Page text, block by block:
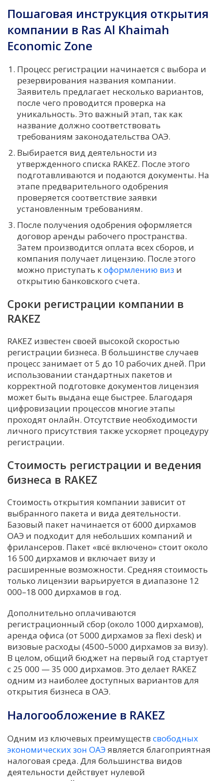
Пошаговая инструкция открытия
компании в Ras Al Khaimah
Economic Zone
Процесс регистрации начинается с выбора и
резервирования названия компании.
Заявитель предлагает несколько вариантов,
после чего проводится проверка на
уникальность. Это важный этап, так как
название должно соответствовать
требованиям законодательства ОАЭ.
Выбирается вид деятельности из
утвержденного списка RAKEZ. После этого
подготавливаются и подаются документы. На
этапе предварительного одобрения
проверяется соответствие заявки
установленным требованиям.
После получения одобрения оформляется
договор аренды рабочего пространства.
Затем производится оплата всех сборов, и
компания получает лицензию. После этого
можно приступать коформлению виз и
открытию банковского счета.
Сроки регистрации компании в
RAKEZ
RAKEZ известен своей высокой скоростью
регистрации бизнеса. В большинстве случаев
процесс занимает от 5 до 10 рабочих дней. При
использовании стандартных пакетов и
корректной подготовке документов лицензия
может быть выдана еще быстрее. Благодаря
цифровизации процессов многие этапы
проходят онлайн. Отсутствие необходимости
личного присутствия также ускоряет процедуру
регистрации.
Стоимость регистрации и ведения
бизнеса в RAKEZ
Стоимость открытия компании зависит от
выбранного пакета и вида деятельности.
Базовый пакет начинается от 6000 дирхамов
ОАЭ и подходит для небольших компаний и
фрилансеров. Пакет «всё включено» стоит около
16 500 дирхамов и включает визу и
расширенные возможности. Средняя стоимость
только лицензии варьируется в диапазоне 12
000–18 000 дирхамов в год.
Дополнительно оплачиваются
регистрационный сбор (около 1000 дирхамов),
аренда офиса (от 5000 дирхамов за flexi desk) и
визовые расходы (4500–5000 дирхамов за визу).
В целом, общий бюджет на первый год стартует
с 25 000 — 35 000 дирхамов. Это делает RAKEZ
одним из наиболее доступных вариантов для
открытия бизнеса в ОАЭ.
Налогообложение в RAKEZ
Одним из ключевых преимуществ свободных
экономических зон ОАЭявляется благоприятная
налоговая среда. Для большинства видов
деятельности действует нулевой